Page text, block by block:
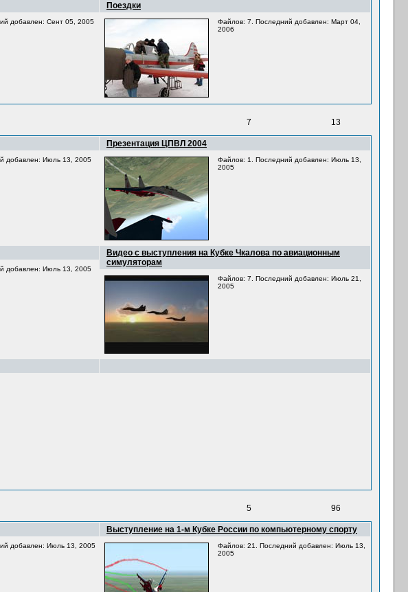
добавлен: Сент 05, 2005
Поездки
Файлов: 7. Последний добавлен: Март 04,
2006
7 13
добавлен: Июль 13, 2005
Презентация ЦПВЛ 2004
Файлов: 1. Последний добавлен: Июль 13,
2005
добавлен: Июль 13, 2005
Видео с выступления на Кубке Чкалова по авиационным
симуляторам
Файлов: 7. Последний добавлен: Июль 21,
2005
5 96
добавлен: Июль 13, 2005
Выступление на 1-м Кубке России по компьютерному спорту
Файлов: 21. Последний добавлен: Июль 13,
2005